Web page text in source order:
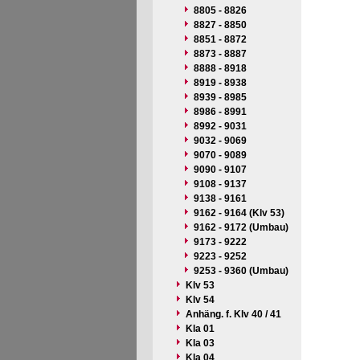
8805 - 8826
8827 - 8850
8851 - 8872
8873 - 8887
8888 - 8918
8919 - 8938
8939 - 8985
8986 - 8991
8992 - 9031
9032 - 9069
9070 - 9089
9090 - 9107
9108 - 9137
9138 - 9161
9162 - 9164 (Klv 53)
9162 - 9172 (Umbau)
9173 - 9222
9223 - 9252
9253 - 9360 (Umbau)
Klv 53
Klv 54
Anhäng. f. Klv 40 / 41
Kla 01
Kla 03
Kla 04